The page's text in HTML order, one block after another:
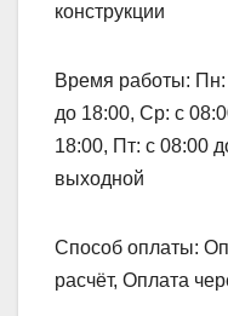
конструкции
Время работы: Пн:
до 18:00, Ср: с
18:00, Пт: с 08:00
выходной
Способ оплаты:
расчёт, Оплата